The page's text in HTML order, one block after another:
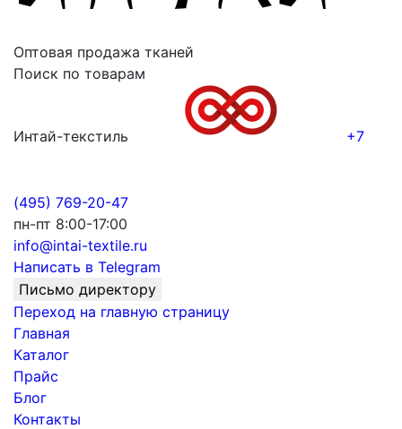
Оптовая продажа тканей
Поиск по товарам
Интай-текстиль +7
(495) 769-20-47
пн-пт 8:00-17:00
info@intai-textile.ru
Написать в Telegram
Письмо директору
Переход на главную страницу
Главная
Каталог
Прайс
Блог
Контакты